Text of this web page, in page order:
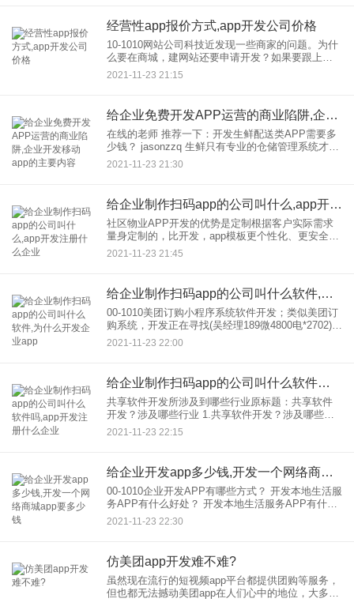
经营性app报价方式,app开发公司价格
10-1010网站公司科技近发现一些商家的问题。为什
么要在商城，建网站还要申请开发？如果要跟上移
动互联网的发展，就不能选一个吗？开发APP和商
城网站的报价肯定很贵，为什么呢？ 其实不管是建
2021-11-23 21:15
给企业免费开发APP运营的商业陷阱,企业开发移动app的主要内容
在线的老师 推荐一下：开发生鲜配送类APP需要多
少钱？ jasonzzq 生鲜只有专业的仓储管理系统才能
获得传统农产品行业从业者的强烈系统性反对。与
传统的运营商模式相比，同规模的食品仓库利用专
2021-11-23 21:30
给企业制作扫码app的公司叫什么,app开发注册什么企业
社区物业APP开发的优势是定制根据客户实际需求
量身定制的，比开发，app模板更个性化、更安全、
更可靠毕竟APP开发、公司主要是模板，开发、公
司专业提供定制和开发中的APP服务需要专业的技
2021-11-23 21:45
给企业制作扫码app的公司叫什么软件,为什么开发企业app
00-1010美团订购小程序系统软件开发；类似美团订
购系统，开发正在寻找(吴经理189微4800电*2702)，
类似美团外卖系统的美团订购软件开发；开发；外
卖软件开发；订购系统开发；订购软件开发；类似
2021-11-23 22:00
给企业制作扫码app的公司叫什么软件吗,app开发注册什么企业
共享软件开发所涉及到哪些行业原标题：共享软件
开发？涉及哪些行业 1.共享软件开发？涉及哪些行
业 1.服务业：例如，分享知识、技能、预约，等。
2021-11-23 22:15
给企业开发app多少钱,开发一个网络商城app要多少钱
00-1010企业开发APP有哪些方式？ 开发本地生活服
务APP有什么好处？ 开发本地生活服务APP有什么
好处？1.提升产品的口碑和知名度。消费者使用移动
互联网联系企业车主企业，通过企业
2021-11-23 22:30
仿美团app开发难不难?
虽然现在流行的短视频app平台都提供团购等服务，
但也都无法撼动美团app在人们心中的地位，大多数